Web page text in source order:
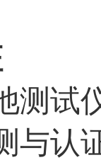
测试
与认